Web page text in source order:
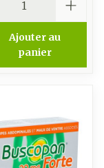
Ajouter au
panier